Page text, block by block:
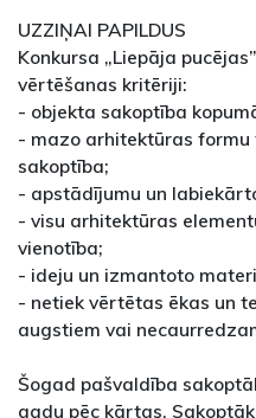
UZZIŅAI PAPILDUS
Konkursa „Liepāja
vērtēšanas kritēriji:
- objekta sakoptība
- mazo arhitektūras formu
sakoptība;
- apstādījumu un
- visu arhitektūras
vienotība;
- ideju un izmantoto
- netiek vērtētas ēkas un
augstiem vai
Šogad pašvaldība
gadu pēc kārtas.